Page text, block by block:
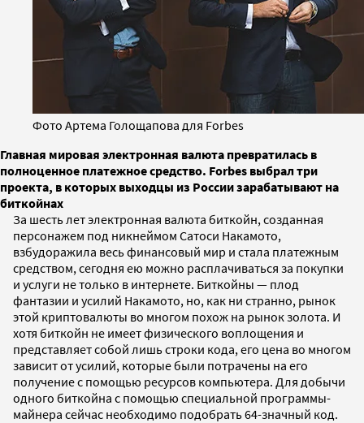
Фото Артема Голощапова для Forbes
Главная мировая электронная валюта превратилась в
полноценное платежное средство. Forbes выбрал три
проекта, в которых выходцы из России зарабатывают на
биткойнах
За шесть лет электронная валюта биткойн, созданная
персонажем под никнеймом Сатоси Накамото,
взбудоражила весь финансовый мир и стала платежным
средством, сегодня ею можно расплачиваться за покупки
и услуги не только в интернете. Биткойны — плод
фантазии и усилий Накамото, но, как ни странно, рынок
этой криптовалюты во многом похож на рынок золота. И
хотя биткойн не имеет физического воплощения и
представляет собой лишь строки кода, его цена во многом
зависит от усилий, которые были потрачены на его
получение с помощью ресурсов компьютера. Для добычи
одного биткойна с помощью специальной программы-
майнера сейчас необходимо подобрать 64-значный код.